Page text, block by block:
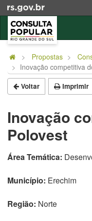
para
conteúdo
para
menu
para
busca
Início
conteúdo
Propostas
Inovação competitiva
Voltar Imprimir
Inovação
Polovest
Área Temática:
Município: Erechim
Região: Norte